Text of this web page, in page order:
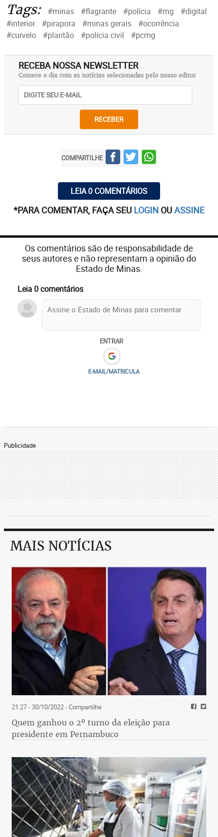
Tags: #minas #flagrante #polícia #mg
#digital
#interior
#pirapora #minas gerais
#ocorrência
#curvelo
#plantão #polícia civil #pcmg
RECEBA NOSSA NEWSLETTER
Comece o dia com as notícias selecionadas pelo nosso editor
RECEBER
COMPARTILHE
LEIA 0 COMENTÁRIOS
*PARA COMENTAR, FAÇA SEU LOGIN OUASSINE
Os comentários são de responsabilidade de
seus autores e não representam a opinião do
Estado de Minas.
Leia 0 comentários
ENTRAR
E-MAIL/MATRICULA
Publicidade
MAIS NOTÍCIAS
21:27 - 30/10/2022- Compartilhe
Quem ganhou o 2º turno da eleição para
presidente em Pernambuco